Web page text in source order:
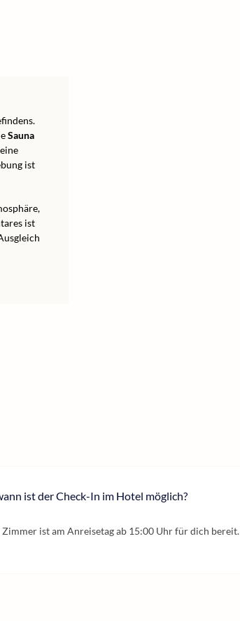
Sauna
eine
ist
ist
ist der Check-In im Hotel möglich?
Zimmer ist am Anreisetag ab 15:00 Uhr für dich bereit.